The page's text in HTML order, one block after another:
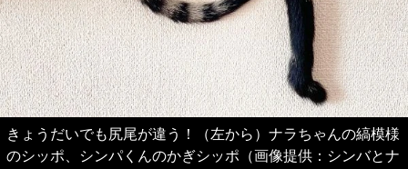
きょうだいでも尻尾が違う！（左から）ナラちゃんの縞模様
のシッポ、シンパくんのかぎシッポ（画像提供：シンバとナ